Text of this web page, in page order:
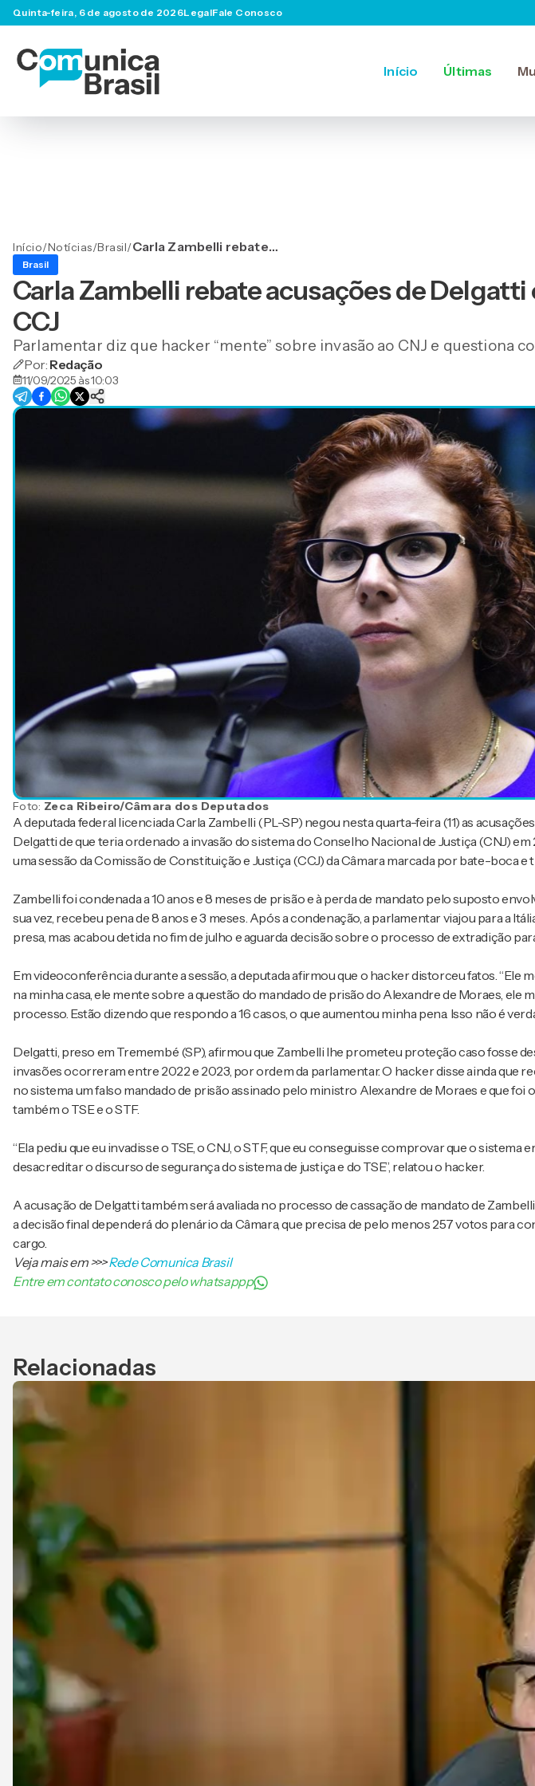
Quinta-feira, 6 de agosto de 2026LegalFale Conosco
Início Últimas
Início/Notícias/Brasil/Carla Zambelli rebate
sessão da CCJ
Brasil
Carla Zambelli rebate acusações de Delgatti
CCJ
Parlamentar diz que hacker “mente” sobre invasão ao CNJ e questiona
Por: Redação
11/09/2025 às 10:03
Foto: Zeca Ribeiro/Câmara dos Deputados
A deputada federal licenciada Carla Zambelli (PL-SP) negou nesta quarta-feira (11) as
Delgatti de que teria ordenado a invasão do sistema do Conselho Nacional de Justiça (CNJ)
uma sessão da Comissão de Constituição e Justiça (CCJ) da Câmara marcada por bate-boca e
Zambelli foi condenada a 10 anos e 8 meses de prisão e à perda de mandato pelo suposto
sua vez, recebeu pena de 8 anos e 3 meses. Após a condenação, a parlamentar viajou para a
presa, mas acabou detida no fim de julho e aguarda decisão sobre o processo de extradição
Em videoconferência durante a sessão, a deputada afirmou que o hacker distorceu fatos. “Ele
na minha casa, ele mente sobre a questão do mandado de prisão do Alexandre de Moraes, ele
processo. Estão dizendo que respondo a 16 casos, o que aumentou minha pena. Isso não é
Delgatti, preso em Tremembé (SP), afirmou que Zambelli lhe prometeu proteção caso fosse
invasões ocorreram entre 2022 e 2023, por ordem da parlamentar. O hacker disse ainda que
no sistema um falso mandado de prisão assinado pelo ministro Alexandre de Moraes e que foi
também o TSE e o STF.
“Ela pediu que eu invadisse o TSE, o CNJ, o STF, que eu conseguisse comprovar que o sistema
desacreditar o discurso de segurança do sistema de justiça e do TSE”, relatou o hacker.
A acusação de Delgatti também será avaliada no processo de cassação de mandato de Zambelli
a decisão final dependerá do plenário da Câmara, que precisa de pelo menos 257 votos para
cargo.
Veja mais em>>>Rede Comunica Brasil
Entre em contato conosco pelo whatsappp
Relacionadas